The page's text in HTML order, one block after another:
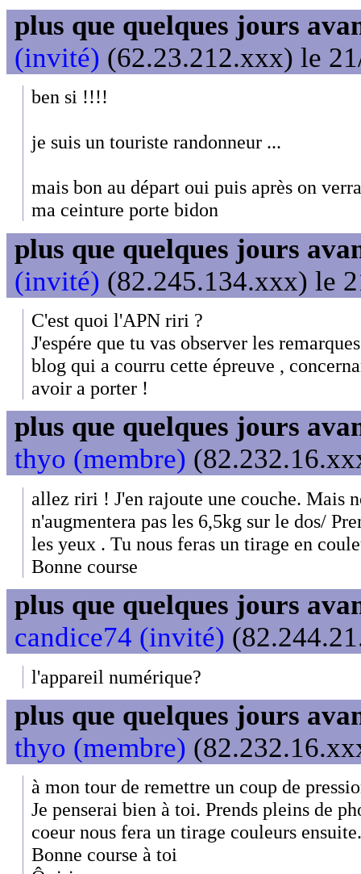
plus que quelques jours
(invité) (62.23.212.xxx) le
ben si !!!!
je suis un touriste randonneur ...
mais bon au départ oui puis après on
ma ceinture porte bidon
plus que quelques jours
(invité) (82.245.134.xxx) le
C'est quoi l'APN riri ?
J'espére que tu vas observer les
blog qui a courru cette épreuve ,
avoir a porter !
plus que quelques jours
thyo (membre)
allez riri ! J'en rajoute une couche. Mais
n'augmentera pas les 6,5kg sur le dos/
les yeux . Tu nous feras un tirage en
Bonne course
plus que quelques jours
candice74 (invité)
l'appareil numérique?
plus que quelques jours
thyo (membre)
à mon tour de remettre un coup de
Je penserai bien à toi. Prends pleins de
coeur nous fera un tirage couleurs ensuite.
Bonne course à toi